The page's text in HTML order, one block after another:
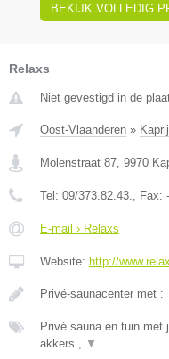
BEKIJK VOLLEDIG
Relaxs
Niet gevestigd in de
Oost-Vlaanderen »
Molenstraat 87 9970
Tel: 09/373.82.43. , Fax: -
E-mail › Relaxs
Website: http://
Privé-saunacenter met :
Privé sauna en tuin met
akkers.,
▼